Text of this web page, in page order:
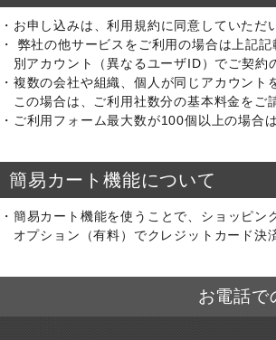
お申し込みは、利用規約に同意していただ
弊社の他サービスをご利用の場合は上記
別アカウント（異なるユーザID）でご契
複数の会社や組織、個人が同じアカウン
この場合は、ご利用社数分の基本料金を
ご利用フォーム最大数が100個以上の場合
簡易カート機能について
簡易カート機能を使うことで、ショッピン
オプション（有料）でクレジットカード
お電話で